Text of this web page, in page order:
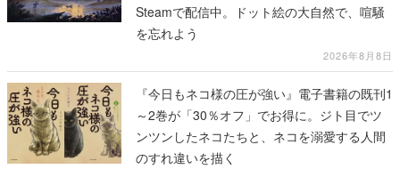
Steamで配信中。ドット絵の大自然で、喧騒
を忘れよう
2026年8月8日
『今日もネコ様の圧が強い』電子書籍の既刊1
～2巻が「30％オフ」でお得に。ジト目でツ
ンツンしたネコたちと、ネコを溺愛する人間
のすれ違いを描く